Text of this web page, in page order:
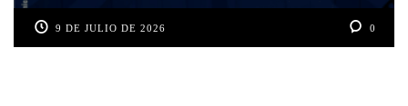
9 DE JULIO DE 2026 0